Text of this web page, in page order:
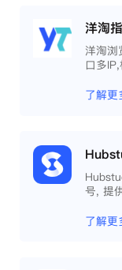
洋淘
洋淘浏
口多
了解更
号, 提
工作效
了解更